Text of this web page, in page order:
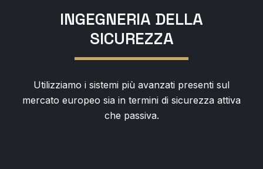
INGEGNERIA DELLA
SICUREZZA
Utilizziamo i sistemi più avanzati presenti sul
mercato europeo sia in termini di sicurezza attiva
che passiva.